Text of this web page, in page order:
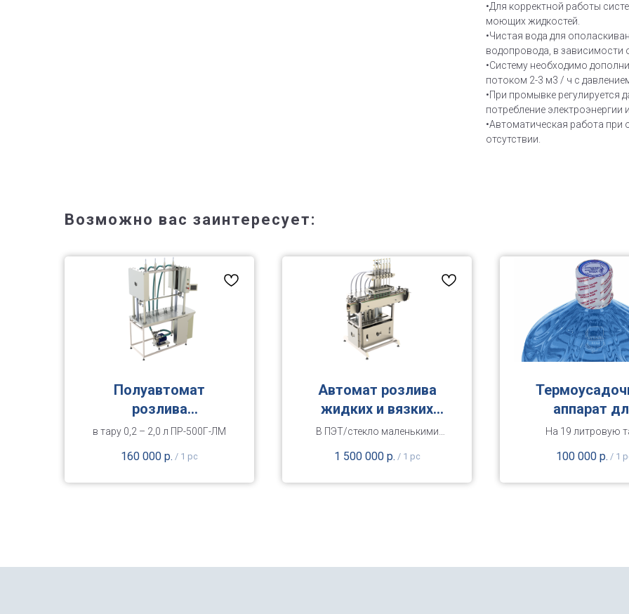
•Для корректной работы
моющих жидкостей.
•Чистая вода для
водопровода, в зависимости
•Систему необходимо
потоком 2-3 м3 / ч с
•При промывке регулируется
потребление электроэнергии
•Автоматическая работа при
отсутствии.
Возможно вас заинтересует:
Полуавтомат
розлива
гравитационный
в тару 0,2 – 2,0 л ПР-500Г-ЛМ
160 000 р. / 1 pc
Автомат розлива
жидких и вязких
продуктов
В ПЭТ/стекло маленькими
наличии 2 ед.)
1 500 000 р. / 1 pc
аппарат
На 19 литровую
100 000 р. / 1